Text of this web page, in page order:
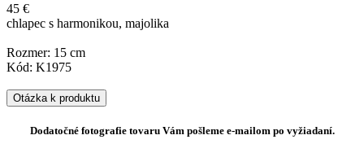
45 €
chlapec s harmonikou, majolika
Rozmer: 15 cm
Kód: K1975
Otázka k produktu
Dodatočné fotografie tovaru Vám pošleme e-mailom po vyžiadaní.